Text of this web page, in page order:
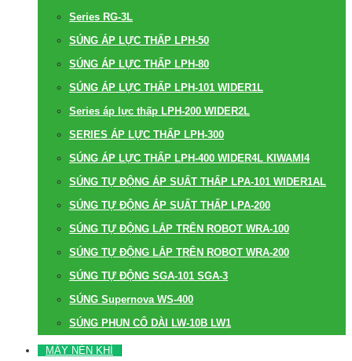
Series RG-3L
SÚNG ÁP LỰC THẤP LPH-50
SÚNG ÁP LỰC THẤP LPH-80
SÚNG ÁP LỰC THẤP LPH-101 WIDER1L
Series áp lực thấp LPH-200 WIDER2L
SERIES ÁP LỰC THẤP LPH-300
SÚNG ÁP LỰC THẤP LPH-400 WIDER4L KIWAMI4
SÚNG TỰ ĐỘNG ÁP SUẤT THẤP LPA-101 WIDER1AL
SÚNG TỰ ĐỘNG ÁP SUẤT THẤP LPA-200
SÚNG TỰ ĐỘNG LẮP TRÊN ROBOT WRA-100
SÚNG TỰ ĐỘNG LẮP TRÊN ROBOT WRA-200
SÚNG TỰ ĐỘNG SGA-101 SGA-3
SÚNG Supernova WS-400
SÚNG PHUN CỔ DÀI LW-10B LW1
MÁY NÉN KHÍ